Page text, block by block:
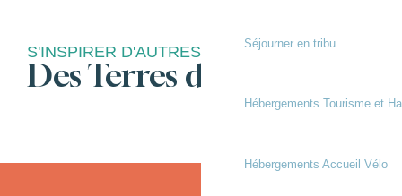
Séjourner en tribu
Hébergements Tourisme et
Hébergements Accueil Vélo
S'INSPIRER D'AUTRES SAVEURS
Des Terres de Chalosse